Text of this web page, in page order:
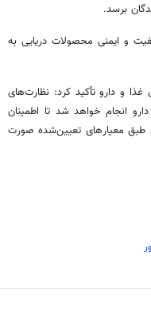
برسد.
و ایمنی محصولات دریایی به
و دارو تأکید کرد: نظارت‌های
انجام خواهد شد تا اطمینان
طبق معیارهای تعیین‌شده صورت